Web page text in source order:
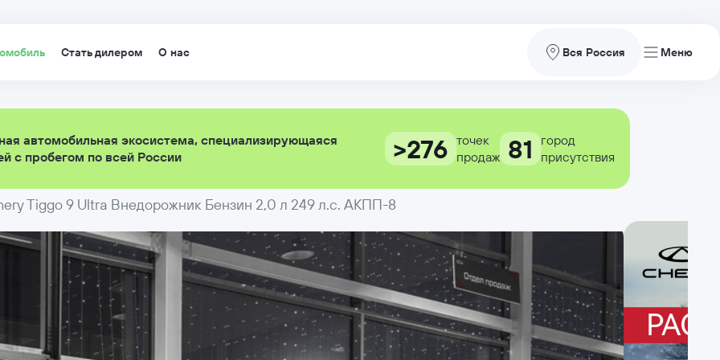
Стать дилером О нас Вся Россия
автомобильная экосистема, специализирующаяся
с пробегом по всей России
>276 точек
продаж 81
город
присутствия
Tiggo 9 Ultra Внедорожник Бензин 2,0 л 249 л.с. АКПП-8